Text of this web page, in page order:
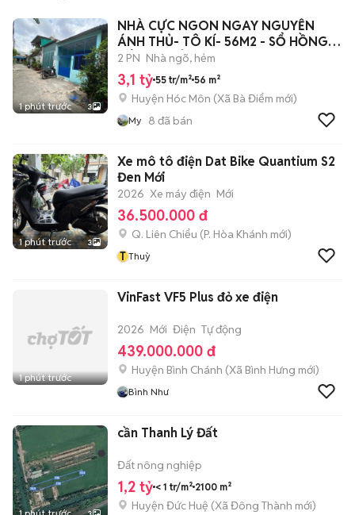
1 phút trước 3
NHÀ CỰC NGON NGAY NGUYỄN
ÁNH THỦ- TÔ KÍ- 56M2 - SỔ HỒNG
RIÊNG- CHỈ 3,1
2 PN Nhà ngõ, hẻm
3,1 tỷ 55 tr/m² 56 m²
Huyện Hóc Môn (Xã Bà Điểm mới)
My 8 đã bán
1 phút trước 3
Xe mô tô điện Dat Bike Quantium S2
Đen Mới
2026 Xe máy điện Mới
36.500.000 đ
Q. Liên Chiểu (P. Hòa Khánh mới)
T Thuỳ
1 phút trước
VinFast VF5 Plus đỏ xe điện
2026 Mới Điện Tự động
439.000.000 đ
Huyện Bình Chánh (Xã Bình Hưng mới)
Bình Như
cần Thanh Lý Đất
Đất nông nghiệp
1,2 tỷ < 1 tr/m² 2100 m²
Huyện Đức Huệ (Xã Đông Thành mới)